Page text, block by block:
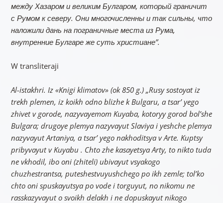
между Хазаром и великим Булгаром, который граничит
с Румом к северу. Они многочисленны и так сильны, что
наложили дань на пограничные места из Рума,
внутренние Булгаре же суть христиане”.
W transliteraji
Al-istakhri. Iz «Knigi klimatov» (ok 850 g.) „Rusy sostoyat iz
trekh plemen, iz koikh odno blizhe k Bulgaru, a tsar’ yego
zhivet v gorode, nazyvayemom Kuyaba, kotoryy gorod bol’she
Bulgara; drugoye plemya nazyvayut Slaviya i yeshche plemya
nazyvayut Artaniya, a tsar’ yego nakhoditsya v Arte. Kuptsy
pribyvayut v Kuyabu . Chto zhe kasayetsya Arty, to nikto tuda
ne vkhodil, ibo oni (zhiteli) ubivayut vsyakogo
chuzhestrantsa, puteshestvuyushchego po ikh zemle; tol’ko
chto oni spuskayutsya po vode i torguyut, no nikomu ne
rasskazyvayut o svoikh delakh i ne dopuskayut nikogo